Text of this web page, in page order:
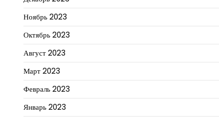
Ноябрь 2023
Октябрь 2023
Август 2023
Март 2023
Февраль 2023
Январь 2023